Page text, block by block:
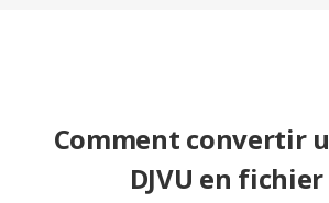
Comment convertir
DJVU en fichier